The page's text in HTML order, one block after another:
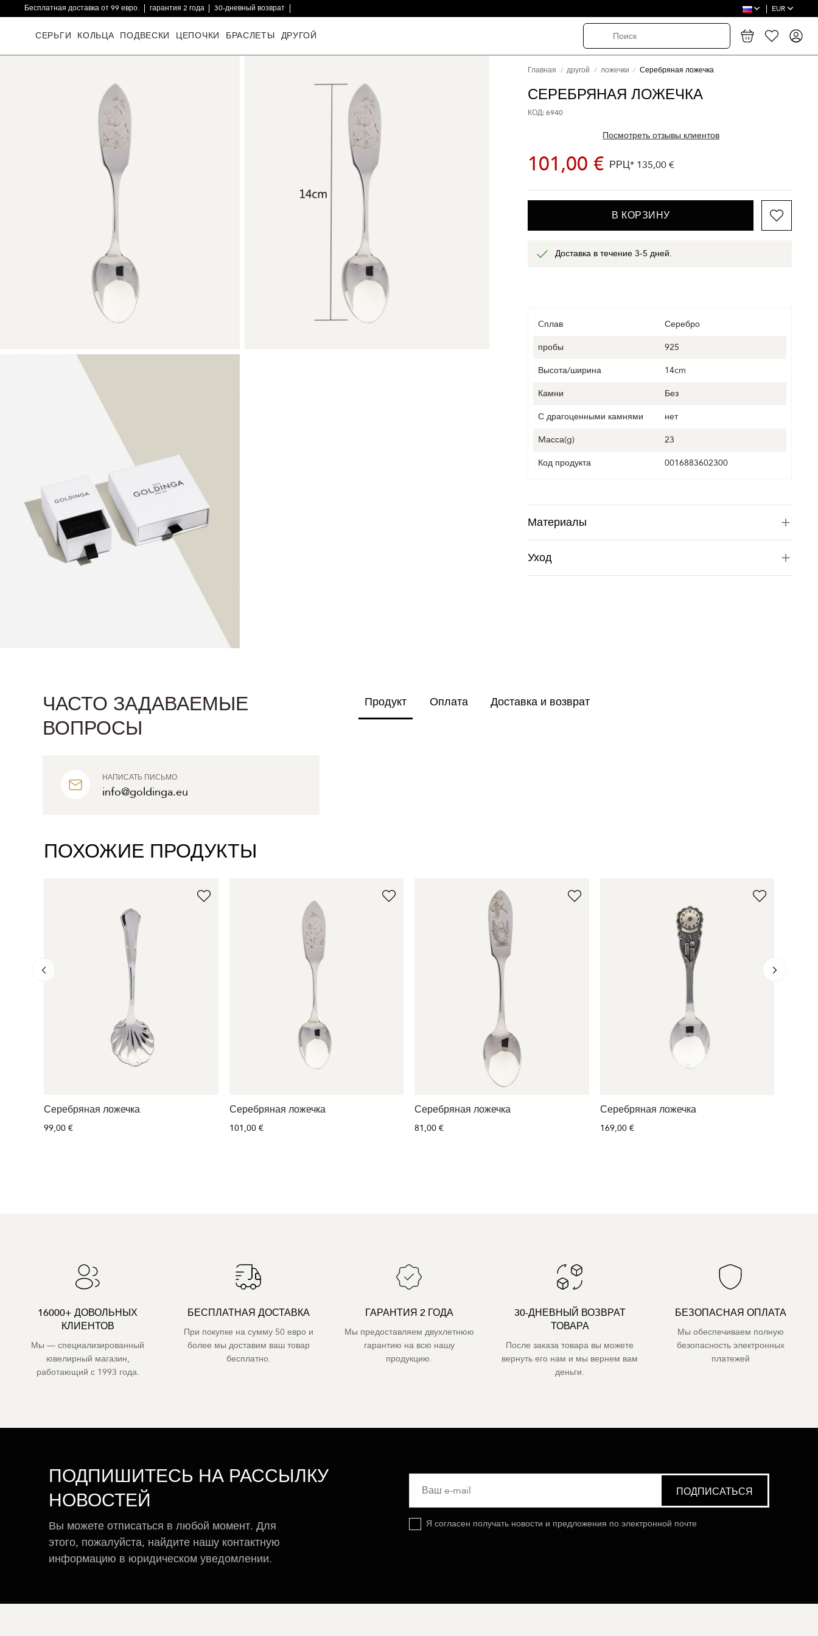
Бесплатная доставка от 99 евро. гарантия 2 года
30-дневный возврат
EUR
СЕРЬГИ КОЛЬЦА ПОДВЕСКИ ЦЕПОЧКИ БРАСЛЕТЫ ДРУГОЙ
Главная другой ложечки Серебряная ложечка
СЕРЕБРЯНАЯ ЛОЖЕЧКА
КОД: 6940
Посмотреть отзывы клиентов
101,00 € РРЦ* 135,00 €
В КОРЗИНУ
Доставка в течение 3-5 дней.
Cплав
Серебро
пробы
925
Высота/ширина
14cm
Камни
Без
С драгоценными камнями
нет
Mасса(g)
23
Код продукта
0016883602300
Материалы
Уход
ЧАСТО ЗАДАВАЕМЫЕ
ВОПРОСЫ
НАПИСАТЬ ПИСЬМО
info@goldinga.eu
Продукт Оплата Доставка и возврат
ПОХОЖИЕ ПРОДУКТЫ
Серебряная ложечка
99,00 €
Серебряная ложечка
101,00 €
Серебряная ложечка
81,00 €
Серебряная ложечка
169,00 €
16000+ ДОВОЛЬНЫХ
КЛИЕНТОВ
Мы — специализированный
ювелирный магазин,
работающий с 1993 года.
БЕСПЛАТНАЯ ДОСТАВКА
При покупке на сумму 50 евро и
более мы доставим ваш товар
бесплатно.
ГАРАНТИЯ 2 ГОДА
Мы предоставляем двухлетнюю
гарантию на всю нашу
продукцию.
30-ДНЕВНЫЙ ВОЗВРАТ
ТОВАРА
После заказа товара вы можете
вернуть его нам и мы вернем вам
деньги.
БЕЗОПАСНАЯ ОПЛАТА
Мы обеспечиваем полную
безопасность электронных
платежей
ПОДПИШИТЕСЬ НА РАССЫЛКУ
НОВОСТЕЙ
Вы можете отписаться в любой момент. Для
этого, пожалуйста, найдите нашу контактную
информацию в юридическом уведомлении.
Я согласен получать новости и предложения по электронной почте